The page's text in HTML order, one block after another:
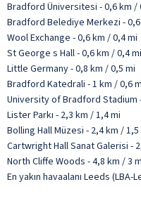
Bradford Üniversitesi - 0,6 km /
Bradford Belediye Merkezi -
Wool Exchange - 0,6 km / 0,4 mi
St George s Hall - 0,6 km / 0,4 mi
Little Germany - 0,8 km / 0,5 mi
Bradford Katedrali - 1 km / 0,6
University of Bradford Stadium
Lister Parkı - 2,3 km / 1,4 mi
Bolling Hall Müzesi - 2,4 km / 1,5
Cartwright Hall Sanat Galerisi -
North Cliffe Woods - 4,8 km / 3
En yakın havaalanı Leeds